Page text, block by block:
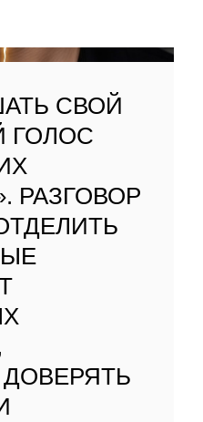
СВОЙ
ГОЛОС
РАЗГОВОР